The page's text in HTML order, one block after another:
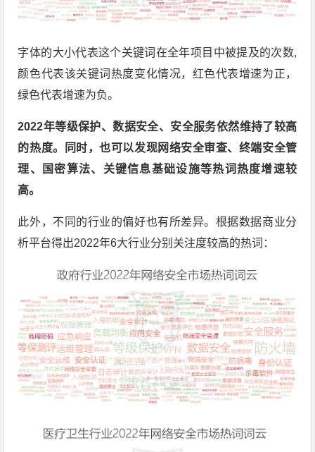
字体的大小代表这个关键词在全年项目中被提及的次数,
颜色代表该关键词热度变化情况，红色代表增速为正，
绿色代表增速为负。
2022年等级保护、数据安全、安全服务依然维持了较高
的热度。同时，也可以发现网络安全审查、终端安全管
理、国密算法、关键信息基础设施等热词热度增速较
高。
此外，不同的行业的偏好也有所差异。根据数据商业分
析平台得出2022年6大行业分别关注度较高的热词：